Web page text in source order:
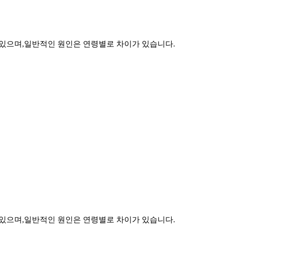
으며,일반적인 원인은 연령별로 차이가 있습니다.
으며,일반적인 원인은 연령별로 차이가 있습니다.